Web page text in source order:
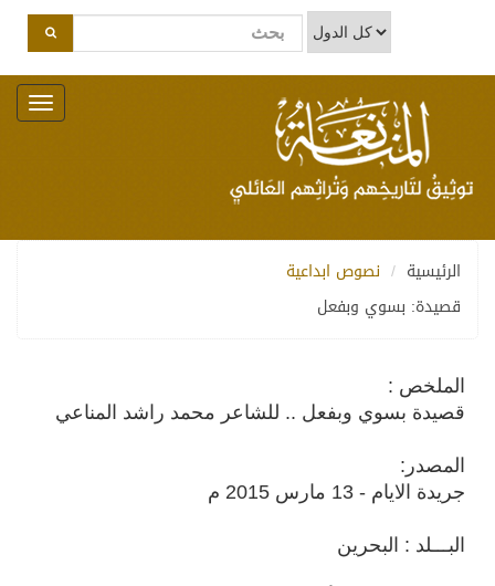
Toggle
navigation
الرئيسية
نصوص ابداعية
قصيدة: بسوي وبفعل
الملخص :
قصيدة بسوي وبفعل .. للشاعر محمد راشد المناعي
المصدر:
جريدة الايام - 13 مارس 2015 م
البـــلد : البحرين